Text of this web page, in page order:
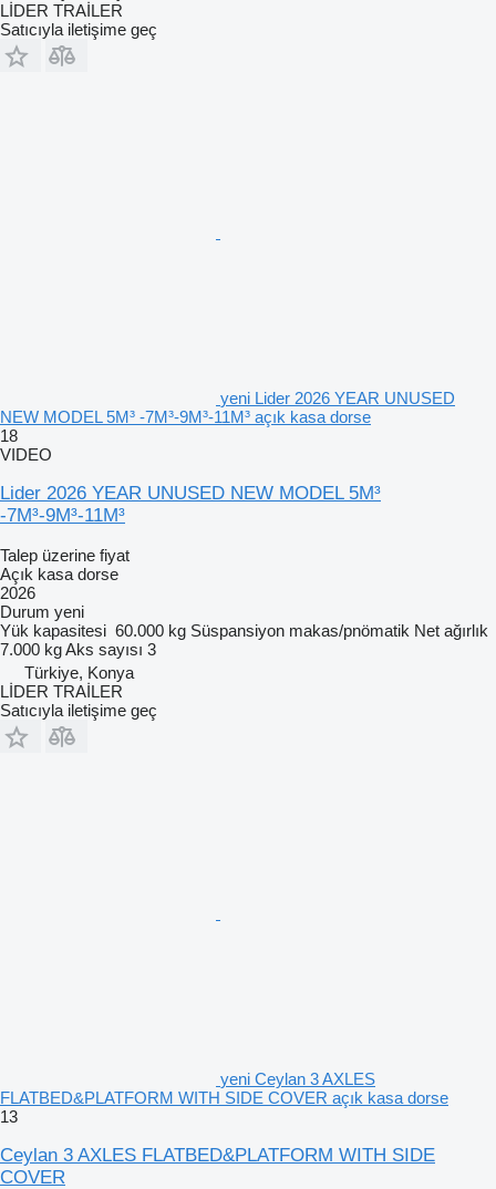
LİDER TRAİLER
Satıcıyla iletişime geç
yeni Lider 2026 YEAR UNUSED
NEW MODEL 5M³ -7M³-9M³-11M³ açık kasa dorse
18
VIDEO
Lider 2026 YEAR UNUSED NEW MODEL 5M³
-7M³-9M³-11M³
Talep üzerine fiyat
Açık kasa dorse
2026
Durum yeni
Yük kapasitesi 60.000 kg Süspansiyon makas/pnömatik Net ağırlık
7.000 kgAks sayısı 3
Türkiye, Konya
LİDER TRAİLER
Satıcıyla iletişime geç
yeni Ceylan 3 AXLES
FLATBED&PLATFORM WITH SIDE COVER açık kasa dorse
13
Ceylan 3 AXLES FLATBED&PLATFORM WITH SIDE
COVER